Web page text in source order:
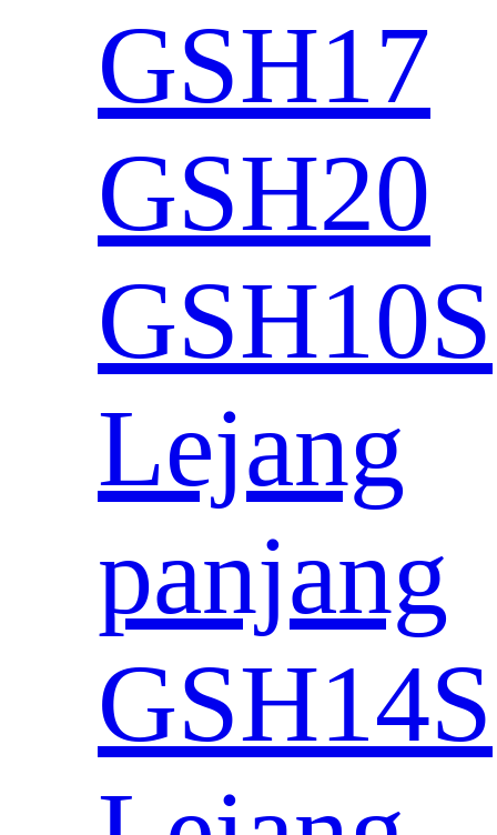
GSH17
GSH20
GSH10S
Lejang
panjang
GSH14S